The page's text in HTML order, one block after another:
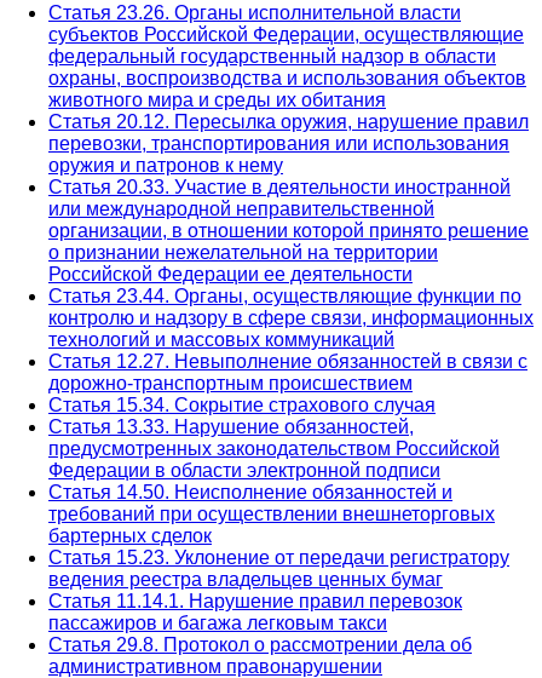
Статья 23.26. Органы исполнительной власти
субъектов Российской Федерации, осуществляющие
федеральный государственный надзор в области
охраны, воспроизводства и использования объектов
животного мира и среды их обитания
Статья 20.12. Пересылка оружия, нарушение правил
перевозки, транспортирования или использования
оружия и патронов к нему
Статья 20.33. Участие в деятельности иностранной
или международной неправительственной
организации, в отношении которой принято решение
о признании нежелательной на территории
Российской Федерации ее деятельности
Статья 23.44. Органы, осуществляющие функции по
контролю и надзору в сфере связи, информационных
технологий и массовых коммуникаций
Статья 12.27. Невыполнение обязанностей в связи с
дорожно-транспортным происшествием
Статья 15.34. Сокрытие страхового случая
Статья 13.33. Нарушение обязанностей,
предусмотренных законодательством Российской
Федерации в области электронной подписи
Статья 14.50. Неисполнение обязанностей и
требований при осуществлении внешнеторговых
бартерных сделок
Статья 15.23. Уклонение от передачи регистратору
ведения реестра владельцев ценных бумаг
Статья 11.14.1. Нарушение правил перевозок
пассажиров и багажа легковым такси
Статья 29.8. Протокол о рассмотрении дела об
административном правонарушении